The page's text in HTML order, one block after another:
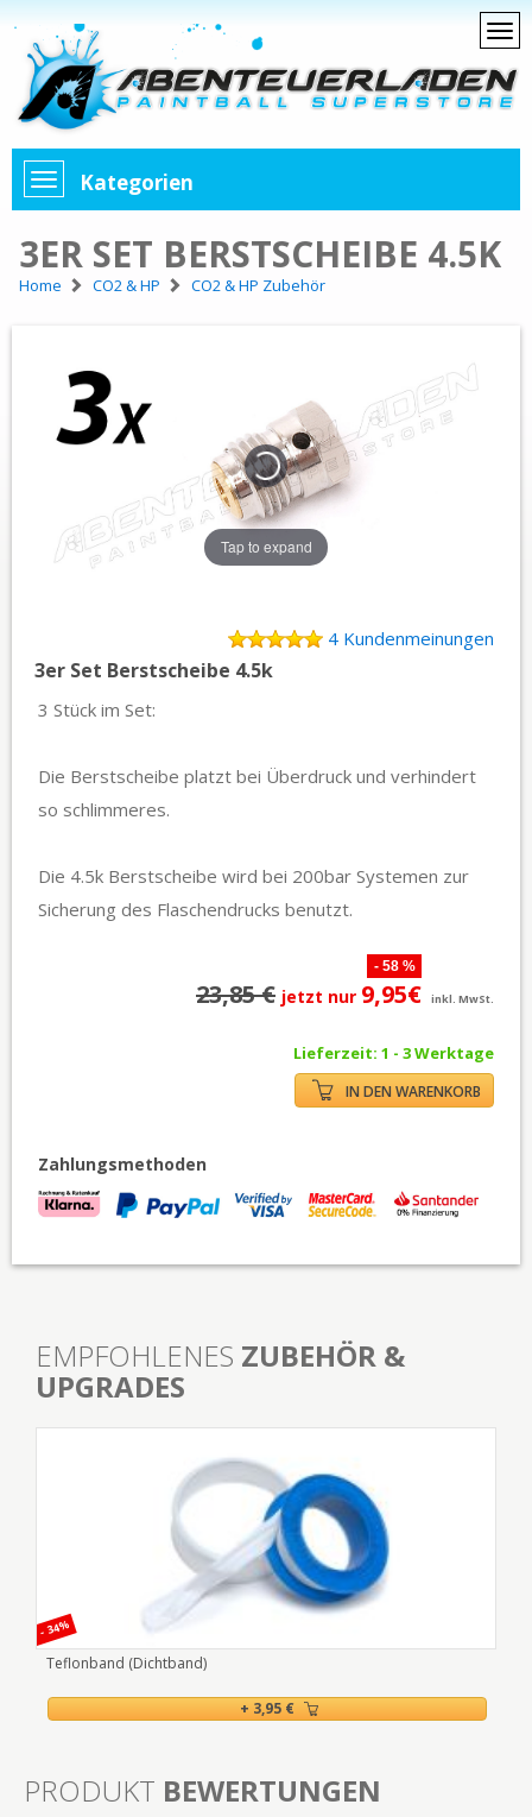
Kategorien
3ER SET BERSTSCHEIBE 4.5K
Home CO2 & HP CO2 & HP Zubehör
Tap to expand
4 Kundenmeinungen
3er Set Berstscheibe 4.5k
3 Stück im Set:
Die Berstscheibe platzt bei Überdruck und verhindert
so schlimmeres.
Die 4.5k Berstscheibe wird bei 200bar Systemen zur
Sicherung des Flaschendrucks benutzt.
- 58 %
23,85 € jetzt nur 9,95€ inkl. MwSt.
Lieferzeit: 1 - 3 Werktage
IN DEN WARENKORB
Zahlungsmethoden
EMPFOHLENES ZUBEHÖR &
UPGRADES
- 34%
Teflonband (Dichtband)
+ 3,95 €
PRODUKT BEWERTUNGEN